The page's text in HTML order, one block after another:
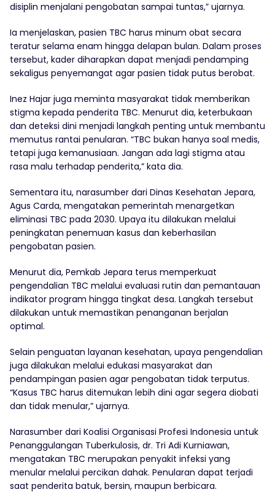
disiplin menjalani pengobatan sampai tuntas,” ujarnya.
Ia menjelaskan, pasien TBC harus minum obat secara
teratur selama enam hingga delapan bulan. Dalam proses
tersebut, kader diharapkan dapat menjadi pendamping
sekaligus penyemangat agar pasien tidak putus berobat.
Inez Hajar juga meminta masyarakat tidak memberikan
stigma kepada penderita TBC. Menurut dia, keterbukaan
dan deteksi dini menjadi langkah penting untuk membantu
memutus rantai penularan. “TBC bukan hanya soal medis,
tetapi juga kemanusiaan. Jangan ada lagi stigma atau
rasa malu terhadap penderita,” kata dia.
Sementara itu, narasumber dari Dinas Kesehatan Jepara,
Agus Carda, mengatakan pemerintah menargetkan
eliminasi TBC pada 2030. Upaya itu dilakukan melalui
peningkatan penemuan kasus dan keberhasilan
pengobatan pasien.
Menurut dia, Pemkab Jepara terus memperkuat
pengendalian TBC melalui evaluasi rutin dan pemantauan
indikator program hingga tingkat desa. Langkah tersebut
dilakukan untuk memastikan penanganan berjalan
optimal.
Selain penguatan layanan kesehatan, upaya pengendalian
juga dilakukan melalui edukasi masyarakat dan
pendampingan pasien agar pengobatan tidak terputus.
“Kasus TBC harus ditemukan lebih dini agar segera diobati
dan tidak menular,” ujarnya.
Narasumber dari Koalisi Organisasi Profesi Indonesia untuk
Penanggulangan Tuberkulosis, dr. Tri Adi Kurniawan,
mengatakan TBC merupakan penyakit infeksi yang
menular melalui percikan dahak. Penularan dapat terjadi
saat penderita batuk, bersin, maupun berbicara.